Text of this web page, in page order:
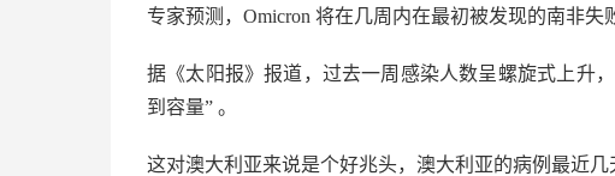
专家预测，Omicron 将在几周内在最初被发现的南非失
据《太阳报》报道，过去一周感染人数呈螺旋式上升
到容量” 。
这对澳大利亚来说是个好兆头，澳大利亚的病例最近